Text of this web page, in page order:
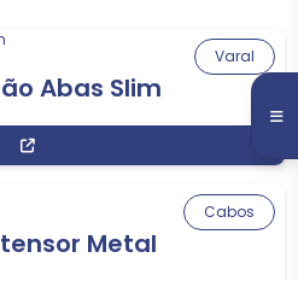
Abas Slim
Varal
Metal
Cabos